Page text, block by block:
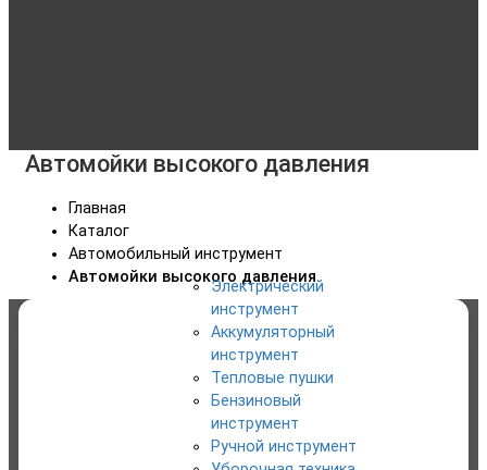
Автомойки высокого давления
Главная
Каталог
Автомобильный инструмент
Электрический
инструмент
Аккумуляторный
инструмент
Тепловые пушки
Бензиновый
инструмент
Ручной инструмент
Автомойки высокого давления
Электрический инструмент
Аккумуляторный инструмент